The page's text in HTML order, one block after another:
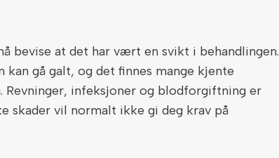
bevise at det har vært en svikt i behandlingen.
kan gå galt, og det finnes mange kjente
Revninger, infeksjoner og blodforgiftning er
skader vil normalt ikke gi deg krav på